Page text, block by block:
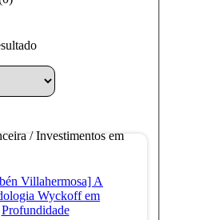
/ Investimentos em